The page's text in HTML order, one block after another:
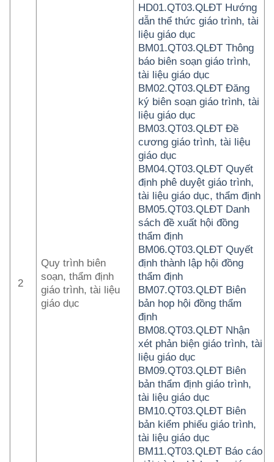
2
Quy trình biên
soạn, thẩm định
giáo trình, tài liệu
giáo dục
HD01.QT03.QLĐT Hướng
dẫn thể thức giáo trình, tài
liệu giáo dục
BM01.QT03.QLĐT Thông
báo biên soạn giáo trình,
tài liệu giáo dục
BM02.QT03.QLĐT Đăng
ký biên soạn giáo trình, tài
liệu giáo dục
BM03.QT03.QLĐT Đề
cương giáo trình, tài liệu
giáo dục
BM04.QT03.QLĐT Quyết
định phê duyệt giáo trình,
tài liệu giáo dục, thẩm định
BM05.QT03.QLĐT Danh
sách đề xuất hội đồng
thẩm định
BM06.QT03.QLĐT Quyết
định thành lập hội đồng
thẩm định
BM07.QT03.QLĐT Biên
bản họp hội đồng thẩm
định
BM08.QT03.QLĐT Nhận
xét phản biện giáo trình, tài
liệu giáo dục
BM09.QT03.QLĐT Biên
bản thẩm định giáo trình,
tài liệu giáo dục
BM10.QT03.QLĐT Biên
bản kiểm phiếu giáo trình,
tài liệu giáo dục
BM11.QT03.QLĐT Báo cáo